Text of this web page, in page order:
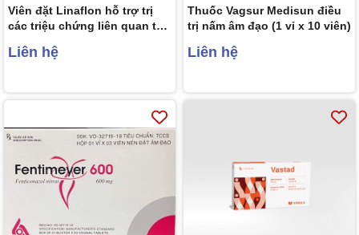
Viên đặt Linaflon hỗ trợ trị
các triệu chứng liên quan tới
Liên hệ
Thuốc Vagsur Medisun điều
trị nấm âm đạo (1 vỉ x 10 viên)
Liên hệ